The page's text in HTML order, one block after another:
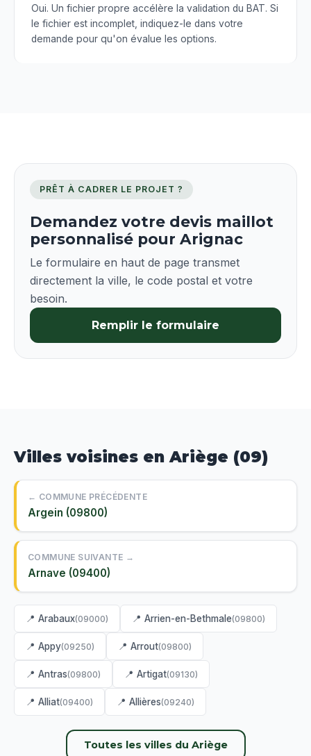
Oui. Un fichier propre accélère la validation du BAT. Si
le fichier est incomplet, indiquez-le dans votre
demande pour qu'on évalue les options.
PRÊT À CADRER LE PROJET ?
Demandez votre devis maillot
personnalisé pour Arignac
Le formulaire en haut de page transmet
directement la ville, le code postal et votre
besoin.
Remplir le formulaire
Villes voisines en Ariège (09)
← COMMUNE PRÉCÉDENTE
Argein (09800)
COMMUNE SUIVANTE →
Arnave (09400)
📍 Arabaux(09000) 📍 Arrien-en-Bethmale(09800)
📍 Appy(09250) 📍 Arrout(09800)
📍 Antras(09800) 📍 Artigat(09130)
📍 Alliat(09400) 📍 Allières(09240)
Toutes les villes du Ariège